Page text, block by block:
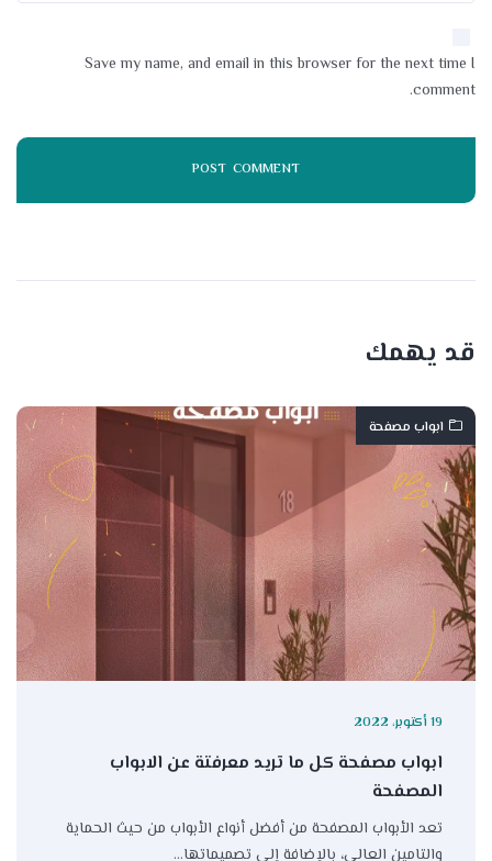
Save my name, and email in this browser for the next time I
comment.
قد يهمك
ابواب مصفحة
19 أكتوبر، 2022
ابواب مصفحة كل ما تريد معرفتة عن الابواب
المصفحة
تعد الأبواب المصفحة من أفضل أنواع الأبواب من حيث الحماية
والتامين العالي، بالإضافة إلى تصميماتها…